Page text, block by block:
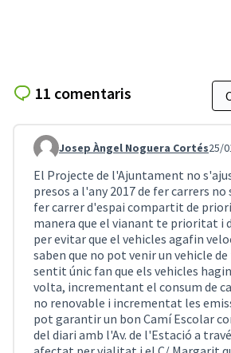
11 comentaris
Comentari 918
Josep Àngel Noguera Cortés25/
El Projecte de l'Ajuntament no
presos a l'any 2017 de fer carrers
fer carrer d'espai compartit de
manera que el vianant te prioritat i
per evitar que el vehicles agafin
saben que no pot venir un vehicle
sentit únic fan que els vehicles
volta, incrementant el consum de
no renovable i incrementat les
pot garantir un bon Camí Escolar
del diari amb l'Av. de l'Estació a